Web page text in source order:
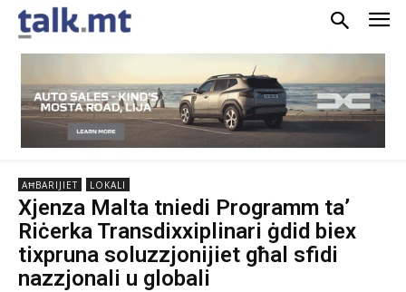
AĦBARIJIET LOKALI
Xjenza Malta tniedi Programm ta’
Riċerka Transdixxiplinari ġdid biex
tixpruna soluzzjonijiet għal sfidi
nazzjonali u globali